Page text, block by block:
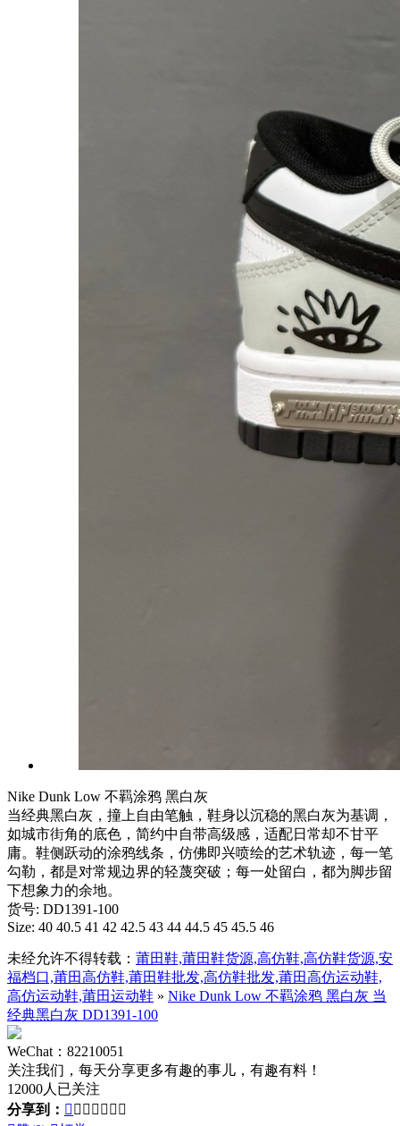
Nike Dunk Low 不羁涂鸦 黑白灰
当经典黑白灰，撞上自由笔触，鞋身以沉稳的黑白灰为基调，
如城市街角的底色，简约中自带高级感，适配日常却不甘平
庸。鞋侧跃动的涂鸦线条，仿佛即兴喷绘的艺术轨迹，每一笔
勾勒，都是对常规边界的轻蔑突破；每一处留白，都为脚步留
下想象力的余地。
货号: DD1391-100
Size: 40 40.5 41 42 42.5 43 44 44.5 45 45.5 46
未经允许不得转载： 莆田鞋,莆田鞋货源,高仿鞋,高仿鞋货源,安
福档口,莆田高仿鞋,莆田鞋批发,高仿鞋批发,莆田高仿运动鞋,
高仿运动鞋,莆田运动鞋 » Nike Dunk Low 不羁涂鸦 黑白灰 当
经典黑白灰 DD1391-100
WeChat：82210051
关注我们，每天分享更多有趣的事儿，有趣有料！
12000人已关注
分享到：       